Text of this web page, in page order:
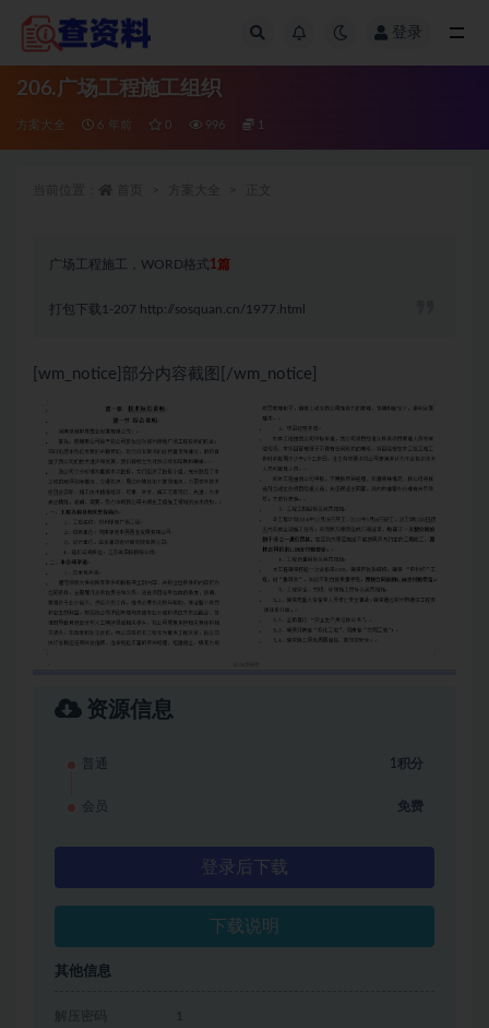
登录
206.广场工程施工组织
方案大全 6 年前 0 996 1
广场工程施工，WORD格式 1篇
打包下载1-207 http://sosquan.cn/1977.html
[wm_notice]部分内容截图[/wm_notice]
资源信息
普通 1积分
会员 免费
登录后下载
下载说明
其他信息
1